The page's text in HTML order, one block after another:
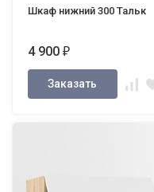
Шкаф нижний 300 Тальк
4 900₽
Заказать